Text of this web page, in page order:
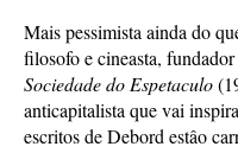
Mais pessimista ainda do
filosofo e cineasta,
Sociedade do Espetaculo
anticapitalista que vai
escritos de Debord estâo